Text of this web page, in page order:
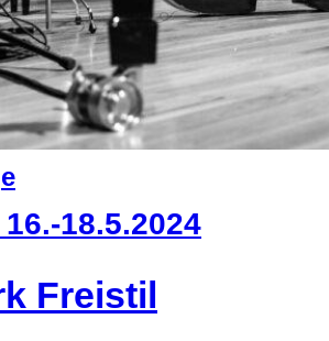
18.5.2024
Freistil